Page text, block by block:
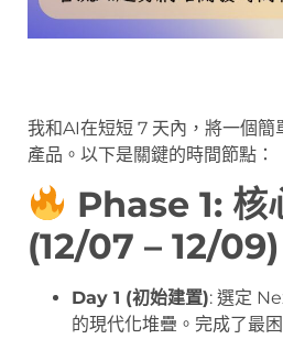
我和AI在短短 7 天內，將一個簡
產品。以下是關鍵的時間節點：
Phase 1: 核
(12/07 – 12/09)
Day 1 (初始建置): 選定
的現代化堆疊。完成了最